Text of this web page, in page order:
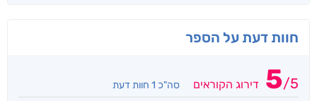
חוות דעת על הספר
5/5 דירוג הקוראים סה"כ 1 חוות דעת